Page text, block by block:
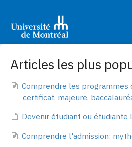
Préparer son
Articles les plus
Comprendre les programmes
certificat, majeure,
Devenir étudiant ou étudiante
Comprendre l'admission: